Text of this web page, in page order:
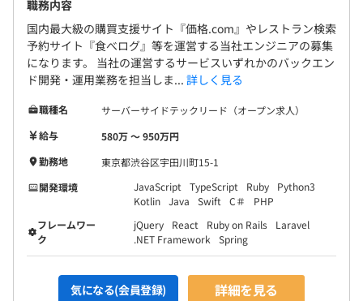
職務内容
国内最大級の購買支援サイト『価格.com』やレストラン検索
予約サイト『食べログ』等を運営する当社エンジニアの募集
になります。 当社の運営するサービスいずれかのバックエン
ド開発・運用業務を担当しま... 詳しく見る
職種名
サーバーサイドテックリード（オープン求人）
給与
580万 〜 950万円
勤務地
東京都渋谷区宇田川町15-1
開発環境
JavaScript TypeScript Ruby
Python3
Kotlin Java Swift C＃
PHP
フレームワー
ク
jQuery React Ruby on Rails
Laravel
.NET Framework
Spring
気になる(会員登録) 詳細を見る